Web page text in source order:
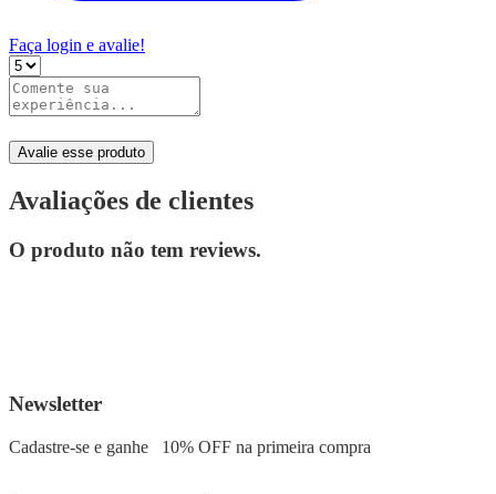
Faça login e avalie!
Avalie esse produto
Avaliações de clientes
O produto não tem reviews.
Newsletter
Cadastre-se e ganhe 10% OFF na primeira compra